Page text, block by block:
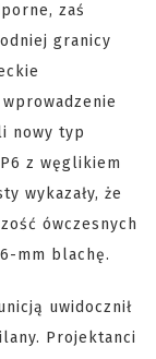
zaś
granicy
nowy typ
z węglikiem
wykazały, że
ówczesnych
mm blachę.
uwidocznił
Projektanci